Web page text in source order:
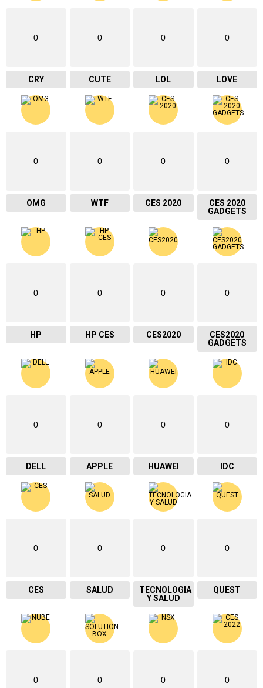
0
CRY
0
CUTE
0
LOL
0
LOVE
0
OMG
0
WTF
0
CES 2020
0
CES 2020
GADGETS
0
HP
0
HP CES
0
CES2020
0
CES2020
GADGETS
0
DELL
0
APPLE
0
HUAWEI
0
IDC
0
CES
0
SALUD
0
TECNOLOGIA
Y SALUD
0
QUEST
0 0 0 0